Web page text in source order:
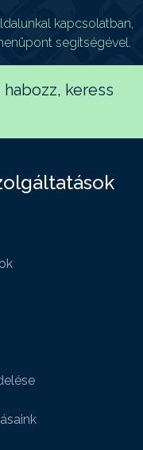
kapcsolatban,
segítségével.
keress